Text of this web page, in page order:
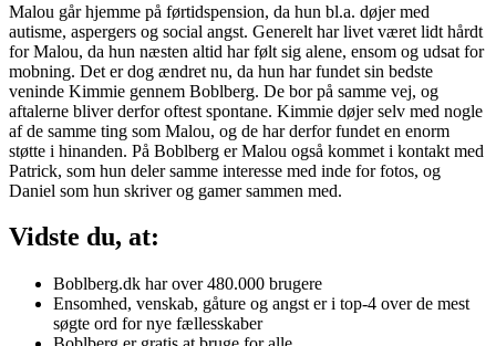
Malou går hjemme på førtidspension, da hun bl.a. døjer med
autisme, aspergers og social angst. Generelt har livet været lidt hårdt
for Malou, da hun næsten altid har følt sig alene, ensom og udsat for
mobning. Det er dog ændret nu, da hun har fundet sin bedste
veninde Kimmie gennem Boblberg. De bor på samme vej, og
aftalerne bliver derfor oftest spontane. Kimmie døjer selv med nogle
af de samme ting som Malou, og de har derfor fundet en enorm
støtte i hinanden. På Boblberg er Malou også kommet i kontakt med
Patrick, som hun deler samme interesse med inde for fotos, og
Daniel som hun skriver og gamer sammen med.
Vidste du, at:
Boblberg.dk har over 480.000 brugere
Ensomhed, venskab, gåture og angst er i top-4 over de mest
søgte ord for nye fællesskaber